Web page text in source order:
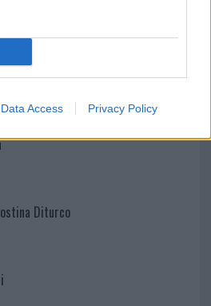
Data Access Privacy Policy
Diturco